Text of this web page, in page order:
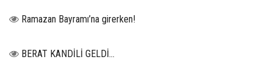
Ramazan Bayramı’na girerken!
BERAT KANDİLİ GELDİ...